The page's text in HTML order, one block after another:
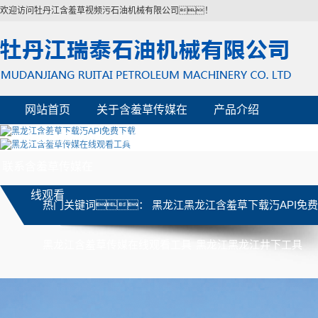
欢迎访问牡丹江含羞草视频污石油机械有限公司！
网站首页 关于含羞草传媒在
线观看
产品介绍
企业风貌 资质荣誉
线观看
热门关键词： 黑龙江黑龙江含羞草下载汅API免
黑龙江黑龙江井下工具